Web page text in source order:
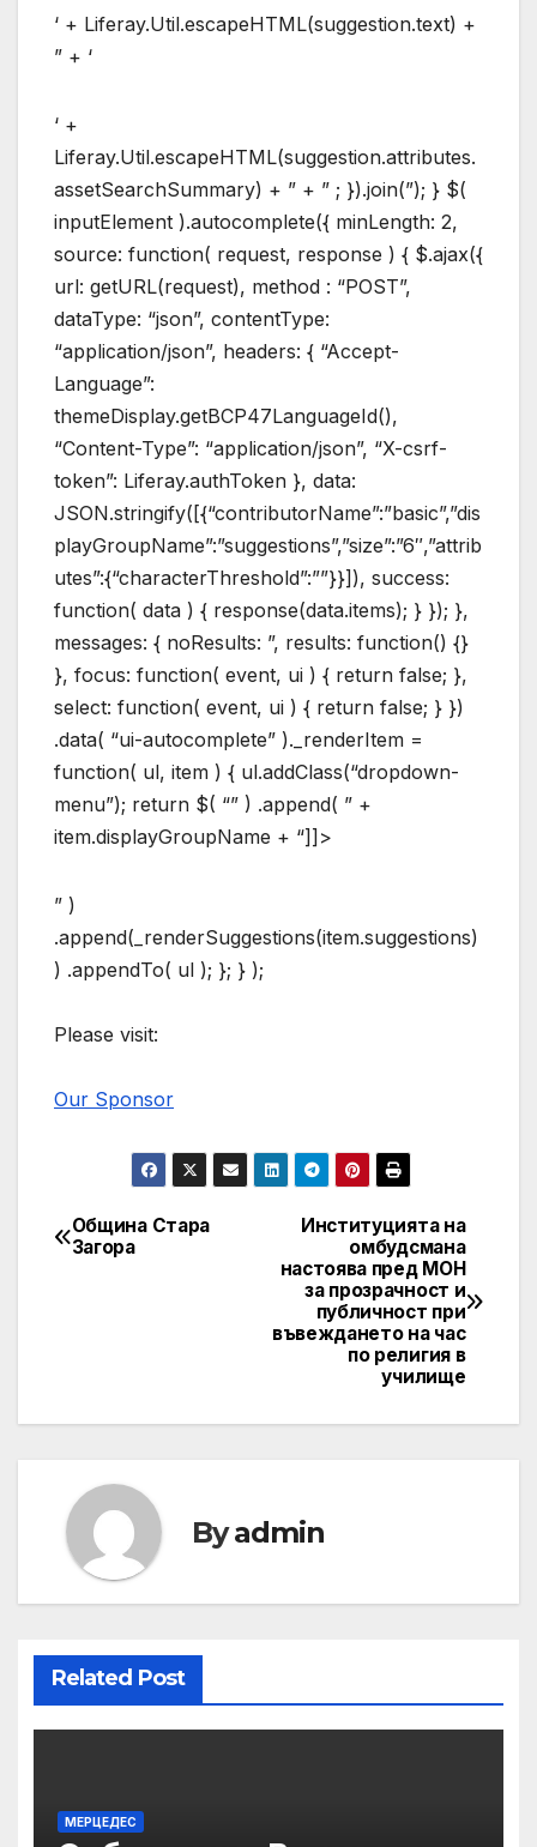
‘ + Liferay.Util.escapeHTML(suggestion.text) +
” + ‘
‘ +
Liferay.Util.escapeHTML(suggestion.attributes.
assetSearchSummary) + ” + ” ; }).join(”); } $(
inputElement ).autocomplete({ minLength: 2,
source: function( request, response ) { $.ajax({
url: getURL(request), method : “POST”,
dataType: “json”, contentType:
“application/json”, headers: { “Accept-
Language”:
themeDisplay.getBCP47LanguageId(),
“Content-Type”: “application/json”, “X-csrf-
token”: Liferay.authToken }, data:
JSON.stringify([{“contributorName”:”basic”,”dis
playGroupName”:”suggestions”,”size”:”6″,”attrib
utes”:{“characterThreshold”:””}}]), success:
function( data ) { response(data.items); } }); },
messages: { noResults: ”, results: function() {}
}, focus: function( event, ui ) { return false; },
select: function( event, ui ) { return false; } })
.data( “ui-autocomplete” )._renderItem =
function( ul, item ) { ul.addClass(“dropdown-
menu”); return $( “” ) .append( ” +
item.displayGroupName + “]]>
” )
.append(_renderSuggestions(item.suggestions)
) .appendTo( ul ); }; } );
Please visit:
Our Sponsor
Post
Институцията на
омбудсмана
настоява пред МОН
за прозрачност и
публичност при
въвеждането на час
по религия в
училище
Община Стара
Загора
Byadmin
Related Post
МЕРЦЕДЕС